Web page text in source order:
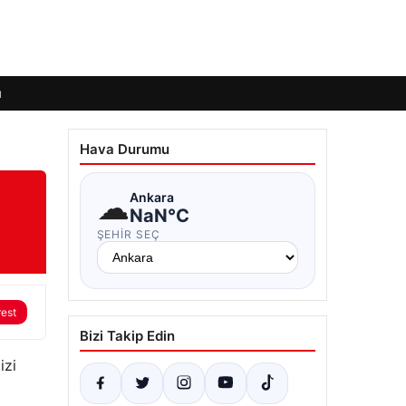
Hava Durumu
☁Ankara
NaN°C
ŞEHIR SEÇ
Bizi Takip Edin